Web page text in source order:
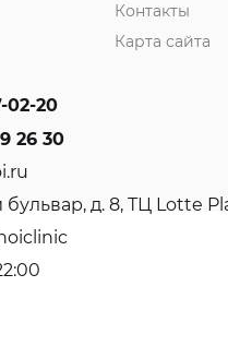
Контакты
Карта сайта
02-20
26 30
д. 8, ТЦ Lotte